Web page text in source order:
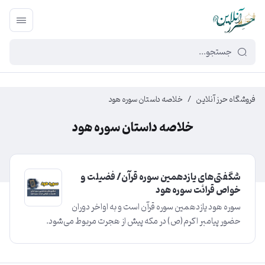
449f43cf-3da2-4422-bb12-2566cb5b8b05
فروشگاه حرز آنلاین / خلاصه داستان سوره هود
خلاصه داستان سوره هود
شگفتی‌های یازدهمین سوره قرآن/ فضیلت و
خواص قرائت سوره هود
سوره هود یازدهمین سوره قرآن است و به اواخر دوران
حضور پیامبر اکرم(ص) در مکه پیش از هجرت مربوط می‌شود.